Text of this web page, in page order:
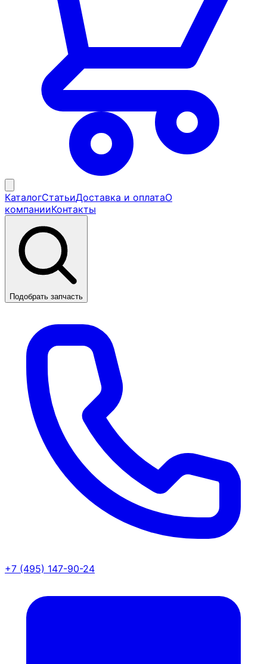
КаталогСтатьиДоставка и оплатаО
компанииКонтакты
Подобрать запчасть
+7 (495) 147-90-24